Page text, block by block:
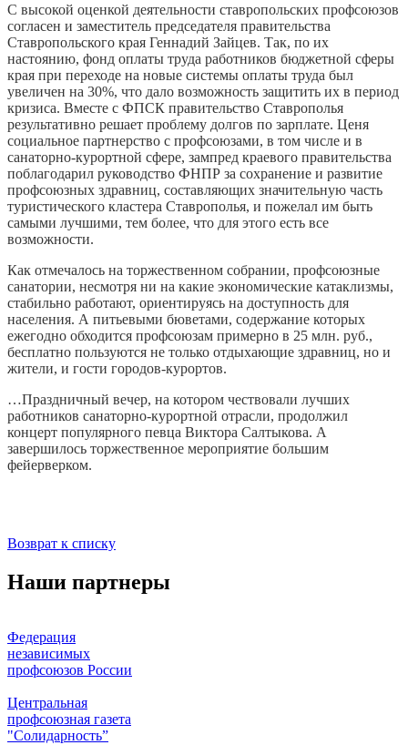
С высокой оценкой деятельности ставропольских профсоюзов
согласен и заместитель председателя правительства
Ставропольского края Геннадий Зайцев. Так, по их
настоянию, фонд оплаты труда работников бюджетной сферы
края при переходе на новые системы оплаты труда был
увеличен на 30%, что дало возможность защитить их в период
кризиса. Вместе с ФПСК правительство Ставрополья
результативно решает проблему долгов по зарплате. Ценя
социальное партнерство с профсоюзами, в том числе и в
санаторно-курортной сфере, зампред краевого правительства
поблагодарил руководство ФНПР за сохранение и развитие
профсоюзных здравниц, составляющих значительную часть
туристического кластера Ставрополья, и пожелал им быть
самыми лучшими, тем более, что для этого есть все
возможности.
Как отмечалось на торжественном собрании, профсоюзные
санатории, несмотря ни на какие экономические катаклизмы,
стабильно работают, ориентируясь на доступность для
населения. А питьевыми бюветами, содержание которых
ежегодно обходится профсоюзам примерно в 25 млн. руб.,
бесплатно пользуются не только отдыхающие здравниц, но и
жители, и гости городов-курортов.
…Праздничный вечер, на котором чествовали лучших
работников санаторно-курортной отрасли, продолжил
концерт популярного певца Виктора Салтыкова. А
завершилось торжественное мероприятие большим
фейерверком.
Возврат к списку
Наши партнеры
Федерация
независимых
профсоюзов России
Центральная
профсоюзная газета
"Солидарность”